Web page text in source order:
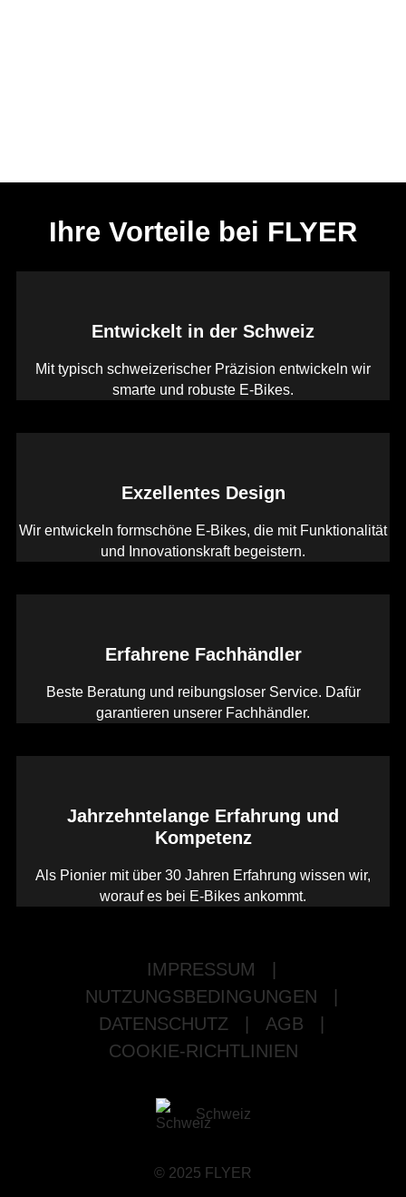
Ihre Vorteile bei FLYER
Entwickelt in der Schweiz
Mit typisch schweizerischer Präzision entwickeln wir
smarte und robuste E-Bikes.
Exzellentes Design
Wir entwickeln formschöne E-Bikes, die mit Funktionalität
und Innovationskraft begeistern.
Erfahrene Fachhändler
Beste Beratung und reibungsloser Service. Dafür
garantieren unserer Fachhändler.
Jahrzehntelange Erfahrung und
Kompetenz
Als Pionier mit über 30 Jahren Erfahrung wissen wir,
worauf es bei E-Bikes ankommt.
IMPRESSUM
NUTZUNGSBEDINGUNGEN
DATENSCHUTZ
AGB
COOKIE-RICHTLINIEN
Schweiz
© 2025 FLYER